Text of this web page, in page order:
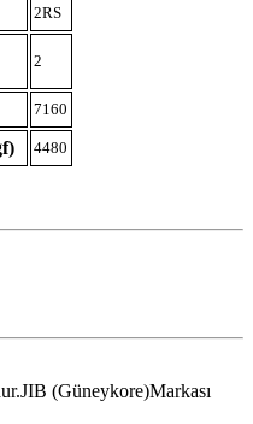
2RS
2
7160
4480
(Güneykore)Markası